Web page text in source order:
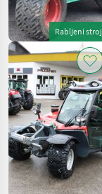
Rabljeni stroj